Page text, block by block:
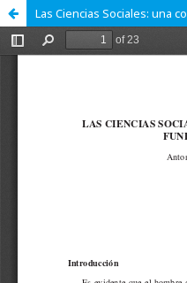
Las Ciencias Sociales: una